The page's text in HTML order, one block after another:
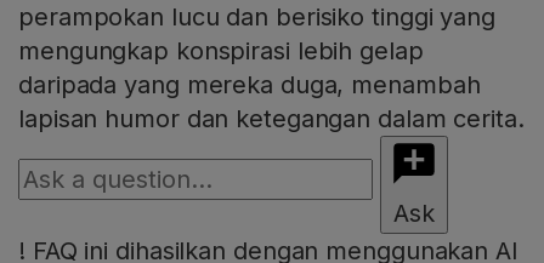
perampokan lucu dan berisiko tinggi yang
mengungkap konspirasi lebih gelap
daripada yang mereka duga, menambah
lapisan humor dan ketegangan dalam cerita.
Ask
! FAQ ini dihasilkan dengan menggunakan AI